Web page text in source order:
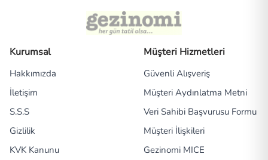
Kurumsal
Hakkımızda
İletişim
S.S.S
Gizlilik
KVK Kanunu
Müşteri Hizmetleri
Güvenli Alışveriş
Müşteri Aydınlatma Metni
Veri Sahibi Başvurusu Formu
Müşteri İlişkileri
Gezinomi MICE